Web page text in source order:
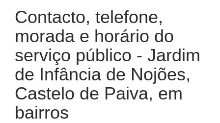
Contacto, telefone,
morada e horário do
serviço público - Jardim
de Infância de Nojões,
Castelo de Paiva, em
bairros